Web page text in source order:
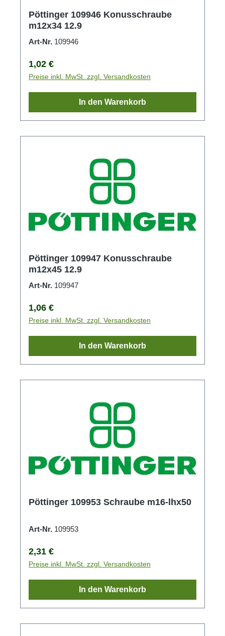
Pöttinger 109946 Konusschraube
m12x34 12.9
Art-Nr. 109946
Regulärer Preis:
1,02 €
Preise inkl. MwSt. zzgl. Versandkosten
In den Warenkorb
Pöttinger 109947 Konusschraube
m12x45 12.9
Art-Nr. 109947
Regulärer Preis:
1,06 €
Preise inkl. MwSt. zzgl. Versandkosten
In den Warenkorb
Pöttinger 109953 Schraube m16-lhx50
Art-Nr. 109953
Regulärer Preis:
2,31 €
Preise inkl. MwSt. zzgl. Versandkosten
In den Warenkorb